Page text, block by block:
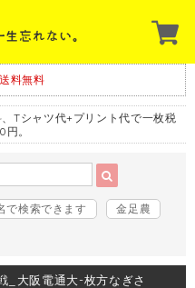
送料無料
Tシャツ代+プリント代で一枚税
。
で検索できます
金足農
_大阪電通大-枚方なぎさ